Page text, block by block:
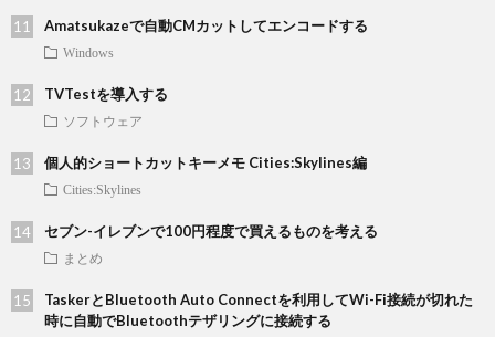
Amatsukazeで自動CMカットしてエンコードする
Windows
TVTestを導入する
ソフトウェア
個人的ショートカットキーメモ Cities:Skylines編
Cities:Skylines
セブン-イレブンで100円程度で買えるものを考える
まとめ
TaskerとBluetooth Auto Connectを利用してWi-Fi接続が切れた
時に自動でBluetoothテザリングに接続する